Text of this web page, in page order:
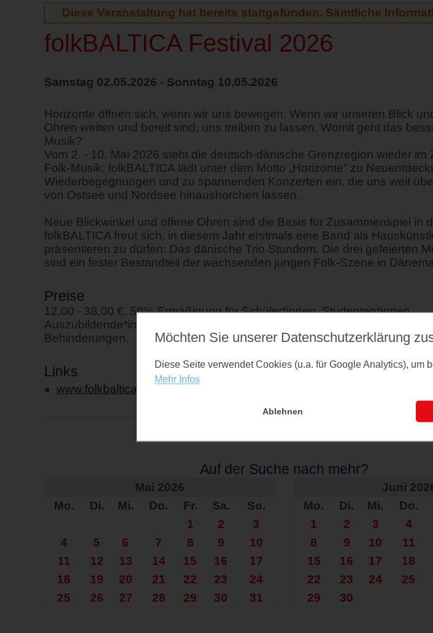
Diese Veranstaltung hat bereits stattgefunden. Sämtliche
folkBALTICA Festival 2026
Samstag 02.05.2026 - Sonntag 10.05.2026
Horizonte öffnen sich, wenn wir uns bewegen. Wenn wir unseren Blick
Ohren weiten und bereit sind, uns treiben zu lassen. Womit geht das
Musik?
Vom 2. - 10. Mai 2026 steht die deutsch-dänische Grenzregion wieder im
Folk-Musik: folkBALTICA lädt unter dem Motto „Horizonte“ zu
Wiederbegegnungen und zu spannenden Konzerten ein, die uns weit
von Ostsee und Nordsee hinaushorchen lassen.
Neue Blickwinkel und offene Ohren sind die Basis für Zusammenspiel in
folkBALTICA freut sich, in diesem Jahr erstmals eine Band als
präsentieren zu dürfen: Das dänische Trio Stundom. Die drei gefeierten
sind ein fester Bestandteil der wachsenden jungen Folk-Szene in
Preise
12,00 - 38,00 €, 50% Ermäßigung für Schüler*innen, Studenten*innen,
Auszubildende*innen, FSJ-ler*innen, Sozialpassinhaber*innen und
Behinderungen.
Links
www.folkbaltica.de
Auf der Suche nach mehr?
Mai 2026
Mo.
Di. Mi. Do. Fr. Sa.
So.
1
2
3
4
5 6 7 8 9
10
11
12 13 14 15 16
17
18
19 20 21 22 23
24
25
26 27 28 29 30 31
Juni
Mo.
Di. Mi. Do.
1
2 3 4
8
9 10 11
15
16 17 18
22
23 24 25
29
30
Möchten Sie unserer Datenschutz­erklärung
Diese Seite verwendet Cookies (u.a. für Google Analytics), um
Mehr Infos
Ablehnen